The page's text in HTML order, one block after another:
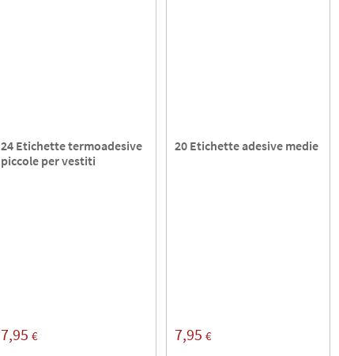
24 Etichette termoadesive
piccole per vestiti
7,95 €
20 Etichette adesive medie
7,95 €